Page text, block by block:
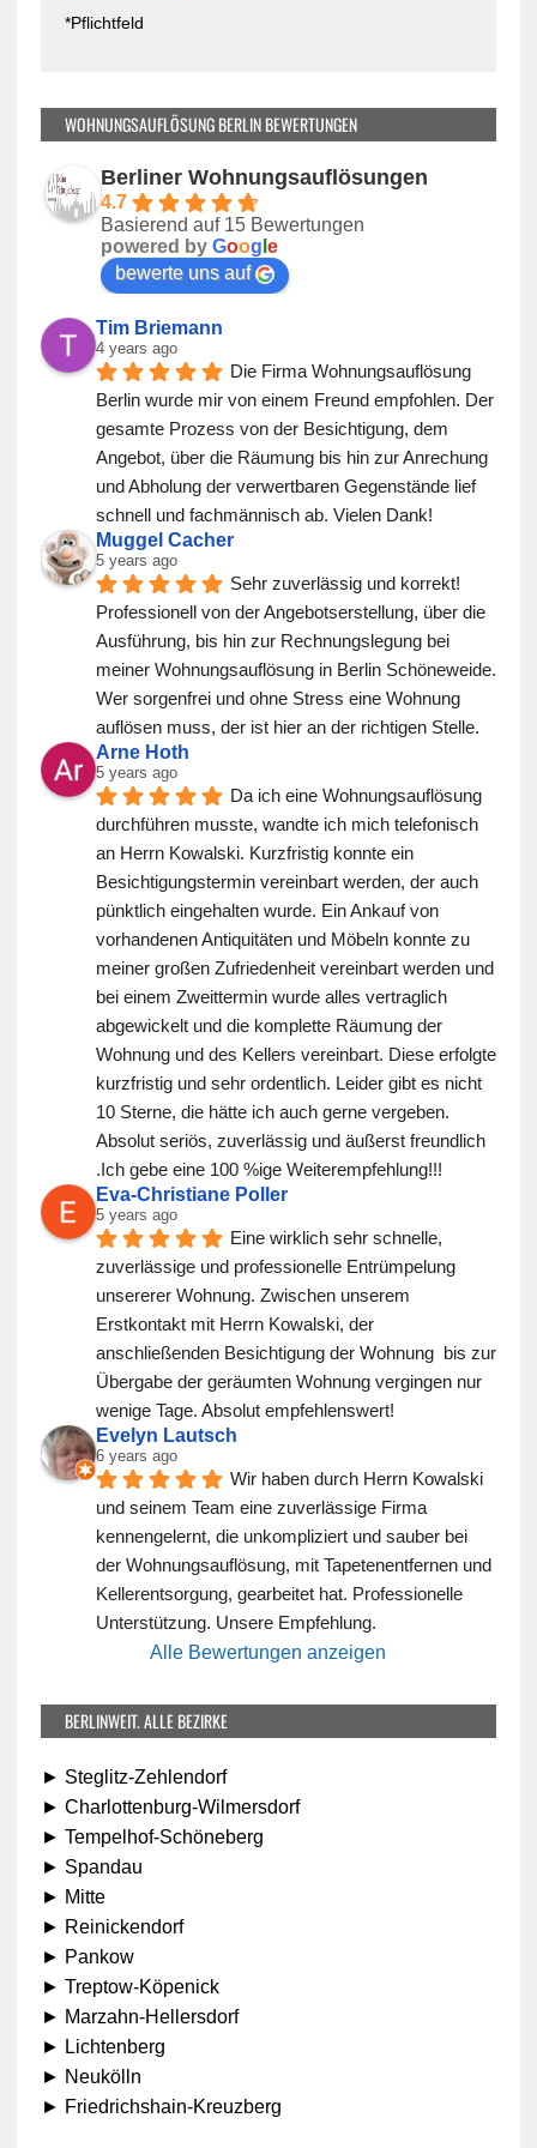
e
.
l
r
.
*Pflichtfeld
WOHNUNGSAUFLÖSUNG BERLIN BEWERTUNGEN
Berliner Wohnungsauflösungen
4.7
Basierend auf 15 Bewertungen
powered by Goog e
bewerte uns auf
Tim Briemann
4 years ago
Die Firma Wohnungsauflösung
Berlin wurde mir von einem Freund empfohlen. Der
gesamte Prozess von der Besichtigung, dem
Angebot, über die Räumung bis hin zur Anrechung
und Abholung der verwertbaren Gegenstände lief
schnell und fachmännisch ab. Vielen Dank!
Muggel Cacher
5 years ago
Sehr zuverlässig und korrekt!
Professionell von der Angebotserstellung, über die
Ausführung, bis hin zur Rechnungslegung bei
meiner Wohnungsauflösung in Berlin Schöneweide.
Wer sorgenfrei und ohne Stress eine Wohnung
auflösen muss, der ist hier an der richtigen Stelle.
Arne Hoth
5 years ago
Da ich eine Wohnungsauflösung
durchführen musste, wandte ich mich telefonisch
an Herrn Kowalski. Kurzfristig konnte ein
Besichtigungstermin vereinbart werden, der auch
pünktlich eingehalten wurde. Ein Ankauf von
vorhandenen Antiquitäten und Möbeln konnte zu
meiner großen Zufriedenheit vereinbart werden und
bei einem Zweittermin wurde alles vertraglich
abgewickelt und die komplette Räumung der
Wohnung und des Kellers vereinbart. Diese erfolgte
kurzfristig und sehr ordentlich. Leider gibt es nicht
10 Sterne, die hätte ich auch gerne vergeben.
Absolut seriös, zuverlässig und äußerst freundlich
.Ich gebe eine 100 %ige Weiterempfehlung!!!
Eva-Christiane Poller
5 years ago
Eine wirklich sehr schnelle,
zuverlässige und professionelle Entrümpelung
unsererer Wohnung. Zwischen unserem
Erstkontakt mit Herrn Kowalski, der
anschließenden Besichtigung der Wohnung  bis zur
Übergabe der geräumten Wohnung vergingen nur
wenige Tage. Absolut empfehlenswert!
Evelyn Lautsch
6 years ago
Wir haben durch Herrn Kowalski
und seinem Team eine zuverlässige Firma
kennengelernt, die unkompliziert und sauber bei
der Wohnungsauflösung, mit Tapetenentfernen und
Kellerentsorgung, gearbeitet hat. Professionelle
Unterstützung. Unsere Empfehlung.
Alle Bewertungen anzeigen
BERLINWEIT. ALLE BEZIRKE
► Steglitz-Zehlendorf
► Charlottenburg-Wilmersdorf
► Tempelhof-Schöneberg
► Spandau
► Mitte
► Reinickendorf
► Pankow
► Treptow-Köpenick
► Marzahn-Hellersdorf
► Lichtenberg
► Neukölln
► Friedrichshain-Kreuzberg